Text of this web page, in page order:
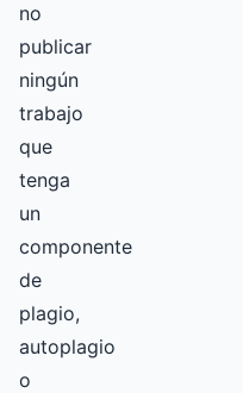
no
publicar
ningún
trabajo
que
tenga
un
componente
de
plagio,
autoplagio
o